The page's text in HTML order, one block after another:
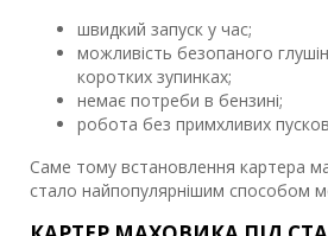
швидкий запуск у час;
можливість безопаного
коротких зупинках;
немає потреби в бензині;
робота без примхливих
Саме тому встановлення картера
стало найпопулярнішим способом